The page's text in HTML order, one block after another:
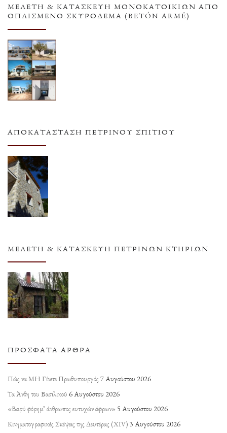
ΜΕΛΕΤΗ & ΚΑΤΑΣΚΕΥΗ ΜΟΝΟΚΑΤΟΙΚΙΩΝ ΑΠΟ
ΟΠΛΙΣΜΕΝΟ ΣΚΥΡΟΔΕΜΑ (BETÓN ARMÉ)
ΑΠΟΚΑΤΆΣΤΑΣΗ ΠΈΤΡΙΝΟΥ ΣΠΙΤΙΟΎ
ΜΕΛΈΤΗ & ΚΑΤΑΣΚΕΥΉ ΠΈΤΡΙΝΩΝ ΚΤΗΡΊΩΝ
ΠΡΌΣΦΑΤΑ ΆΡΘΡΑ
Πώς να ΜΗ Γίνετε Πρωθυπουργός 7 Αυγούστου 2026
Τα Άνθη του Βασιλικού 6 Αυγούστου 2026
«Βαρύ φόρημ’ άνθρωπος ευτυχών άφρων» 5 Αυγούστου 2026
Κινηματογραφικές Σκέψεις της Δευτέρας (ΧΙV) 3 Αυγούστου 2026